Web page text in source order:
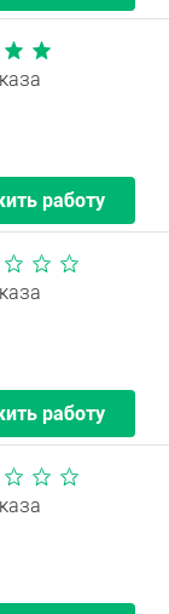
работу
работу